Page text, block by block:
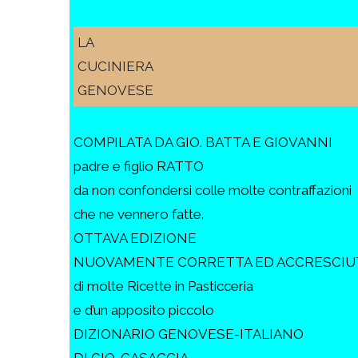
LA
CUCINIERA
GENOVESE
COMPILATA DA GIO. BATTA E GIOVANNI
padre e figlio RATTO
da non confondersi colle molte contraffazioni
che ne vennero fatte.
OTTAVA EDIZIONE
NUOVAMENTE CORRETTA ED
di molte Ricette in Pasticceria
e d’un apposito piccolo
DIZIONARIO GENOVESE-ITALIANO